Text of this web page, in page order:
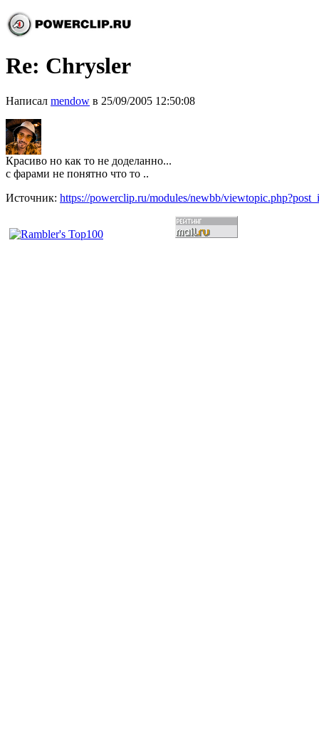
Re: Chrysler
Написал mendow в 25/09/2005 12:50:08
Красиво но как то не доделанно...
с фарами не понятно что то ..
Источник: https://powerclip.ru/modules/newbb/